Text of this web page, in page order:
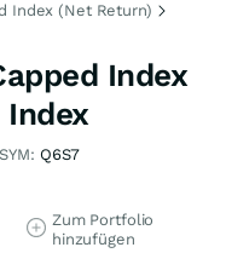
Index (Net Return)
Index
SYM: Q6S7
Zum Portfolio
hinzufügen